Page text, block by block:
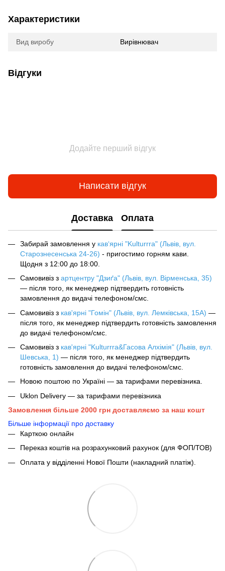
Характеристики
Вид виробу Вирівнювач
Відгуки
Додайте перший відгук
Написати відгук
Доставка Оплата
Забирай замовлення у кав‘ярні "Kulturrra" (Львів, вул.
Старознесенська 24-26) - пригостимо горням кави.
Щодня з 12:00 до 18:00.
Самовивіз з артцентру "Дзиґа" (Львів, вул. Вірменська, 35)
— після того, як менеджер підтвердить готовність
замовлення до видачі телефоном/смс.
Самовивіз з кав'ярні "Гомін" (Львів, вул. Лемківська, 15А) —
після того, як менеджер підтвердить готовність замовлення
до видачі телефоном/смс.
Самовивіз з кав'ярні "Kulturrra&Гасова Алхімія" (Львів, вул.
Шевська, 1) — після того, як менеджер підтвердить
готовність замовлення до видачі телефоном/смс.
Новою поштою по Україні — за тарифами перевізника.
Uklon Delivery — за тарифами перевізника
Замовлення більше 2000 грн доставляємо за наш кошт
Більше інформації про доставку
Карткою онлайн
Переказ коштів на розрахунковий рахунок (для ФОП/ТОВ)
Оплата у відділенні Нової Пошти (накладний платіж).